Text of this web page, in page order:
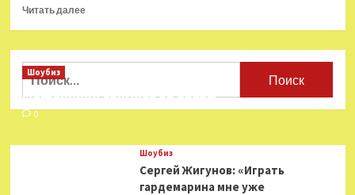
Читать далееПрочитать
Фрэнсис
вдохновлялся
Римской
для
Найти:
Шоубиз
Мошенники взялись за звезд
0
Шоубиз
Сергей Жигунов: «Играть
гардемарина мне уже